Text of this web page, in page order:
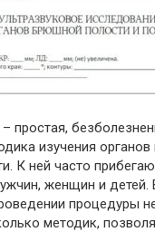
простая,
изучения органов
К ней часто
женщин и детей.
процедуры
методик,